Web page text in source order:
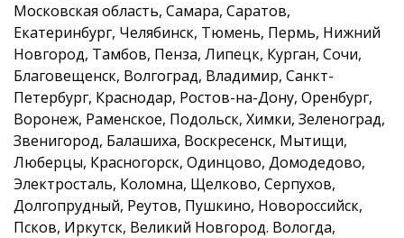
Московская область, Самара, Саратов,
Екатеринбург, Челябинск, Тюмень, Пермь, Нижний
Новгород, Тамбов, Пенза, Липецк, Курган, Сочи,
Благовещенск, Волгоград, Владимир, Санкт-
Петербург, Краснодар, Ростов-на-Дону, Оренбург,
Воронеж, Раменское, Подольск, Химки, Зеленоград,
Звенигород, Балашиха, Воскресенск, Мытищи,
Люберцы, Красногорск, Одинцово, Домодедово,
Электросталь, Коломна, Щелково, Серпухов,
Долгопрудный, Реутов, Пушкино, Новороссийск,
Псков, Иркутск, Великий Новгород. Вологда,